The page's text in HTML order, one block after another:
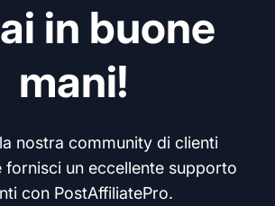
in buone
mani!
nostra community di clienti
fornisci un eccellente supporto
con PostAffiliatePro.